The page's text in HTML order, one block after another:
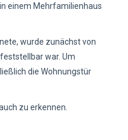
einem Mehrfamilienhaus
wurde zunächst von
war. Um
die Wohnungstür
zu erkennen.